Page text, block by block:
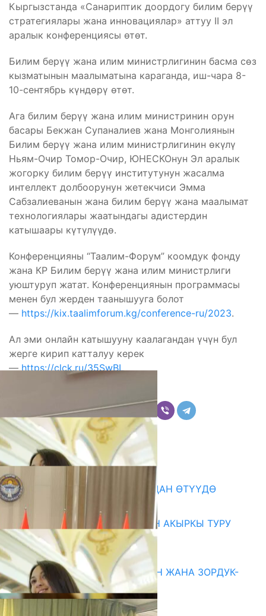
Кыргызстанда «Санариптик доордогу билим берүү
стратегиялары жана инновациялар» аттуу II эл
аралык конференциясы өтөт.
Билим берүү жана илим министрлигинин басма сөз
кызматынын маалыматына караганда, иш-чара 8-
10-сентябрь күндөрү өтөт.
Ага билим берүү жана илим министринин орун
басары Бекжан Супаналиев жана Монголиянын
Билим берүү жана илим министрлигинин өкүлү
Ньям-Очир Томор-Очир, ЮНЕСКОнун Эл аралык
жогорку билим берүү институтунун жасалма
интеллект долбоорунун жетекчиси Эмма
Сабзалиеванын жана билим берүү жана маалымат
технологиялары жаатындагы адистердин
катышаары күтүлүүдө.
Конференцияны “Таалим-Форум” коомдук фонду
жана КР Билим берүү жана илим министрлиги
уюштуруп жатат. Конференциянын программасы
менен бул жерден таанышууга болот
— https://kix.taalimforum.kg/conference-ru/2023.
Ал эми онлайн катышууну каалагандан үчүн бул
жерге кирип катталуу керек
—https://clck.ru/35SwBL
Комментарийлер
Акыркы жаңылыктар
199 ТРЕНЕР МУГАЛИМ ОКУУДАН ӨТҮҮДӨ
10.08.2026
ЖОЖДОРГО КАБЫЛ АЛУУНУН АКЫРКЫ ТУРУ
СТАРТ АЛДЫ
10.08.2026
ГЕНДЕРДИК БАСМЫРЛООДОН ЖАНА ЗОРДУК-
ЗОМБУЛУКТАН КОРГОО
07.08.2026